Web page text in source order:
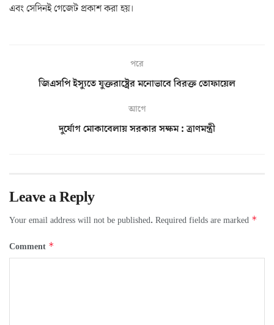
এবং সেদিনই গেজেট প্রকাশ করা হয়।
পরে
জিএসপি ইস্যুতে যুক্তরাষ্ট্রের মনোভাবে বিরক্ত তোফায়েল
আগে
দুর্যোগ মোকাবেলায় সরকার সক্ষম : ত্রাণমন্ত্রী
Leave a Reply
Your email address will not be published. Required fields are marked *
Comment *